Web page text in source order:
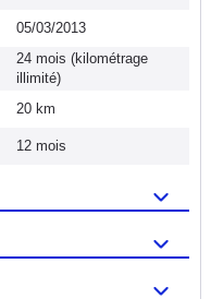
05/03/2013
24 mois (kilométrage
illimité)
20 km
12 mois